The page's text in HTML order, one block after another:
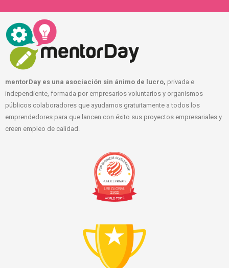
mentorDay es una asociación sin ánimo de lucro, privada e
independiente, formada por empresarios voluntarios y organismos
públicos colaboradores que ayudamos gratuitamente a todos los
emprendedores para que lancen con éxito sus proyectos empresariales y
creen empleo de calidad.